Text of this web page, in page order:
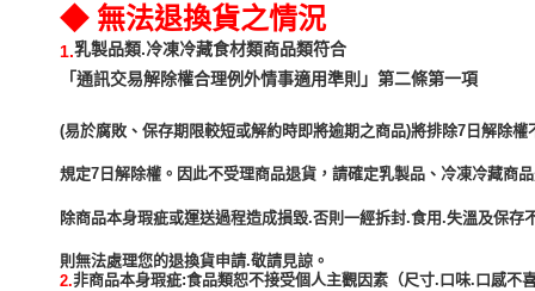
◆ 無法退換貨之情況
1.乳製品類.冷凍冷藏食材類商品類符合
「通訊交易解除權合理例外情事適用準則」第二條第一項
(易於腐敗、保存期限較短或解約時即將逾期之商品)將排除7日解除權
規定7日解除權。因此不受理商品退貨，請確定乳製品、冷凍冷藏商
除商品本身瑕疵或運送過程造成損毀.否則一經拆封.食用.失溫及保存
2.非商品本身瑕疵:食品類恕不接受個人主觀因素（尺寸.口味.口感不